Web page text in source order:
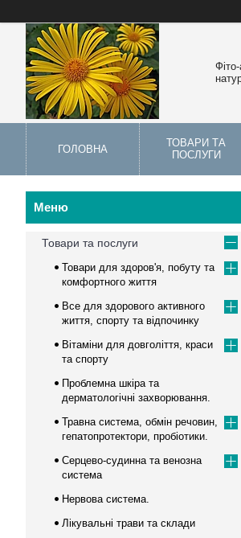
ГОЛОВНА
ТОВАРИ ТА
ПОСЛУГИ
Товари та послуги
Товари для здоров'я, побуту та
комфортного життя
Все для здорового активного
життя, спорту та відпочинку
Вітаміни для довголіття, краси
та спорту
Проблемна шкіра та
дерматологічні захворювання.
Травна система, обмін речовин,
гепатопротектори, пробіотики.
Серцево-судинна та венозна
система
Нервова система.
Лікувальні трави та склади